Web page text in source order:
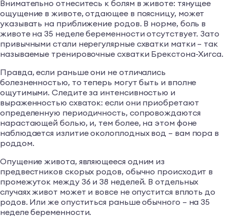
Внимательно отнеситесь к болям в животе: тянущее
ощущение в животе, отдающее в поясницу, может
указывать на приближение родов. В норме, боль в
животе на 35 неделе беременности отсутствует. Зато
привычными стали нерегулярные схватки матки – так
называемые тренировочные схватки Брекстона-Хигса.
Правда, если раньше они не отличались
болезненностью, то теперь могут быть и вполне
ощутимыми. Следите за интенсивностью и
выраженностью схваток: если они приобретают
определенную периодичность, сопровождаются
нарастающей болью, и, тем более, на этом фоне
наблюдается излитие околоплодных вод – вам пора в
роддом.
Опущение живота, являющееся одним из
предвестников скорых родов, обычно происходит в
промежуток между 36 и 38 неделей. В отдельных
случаях живот может и вовсе не опустится вплоть до
родов. Или же опуститься раньше обычного – на 35
неделе беременности.